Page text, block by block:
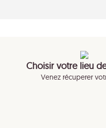
Choisir votre lieu
Venez récuperer